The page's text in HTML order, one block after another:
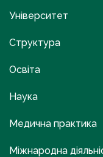
Університет
Структура
Освіта
Наука
Медична практика
Міжнародна